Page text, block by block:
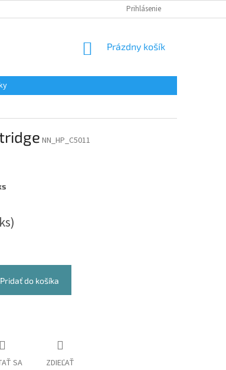
KONTAKTY
Prihlásenie
NÁKUPNÝ
Prázdny košík
NN_HP_C5011
Pridať do košíka
SA ZDIEĽAŤ